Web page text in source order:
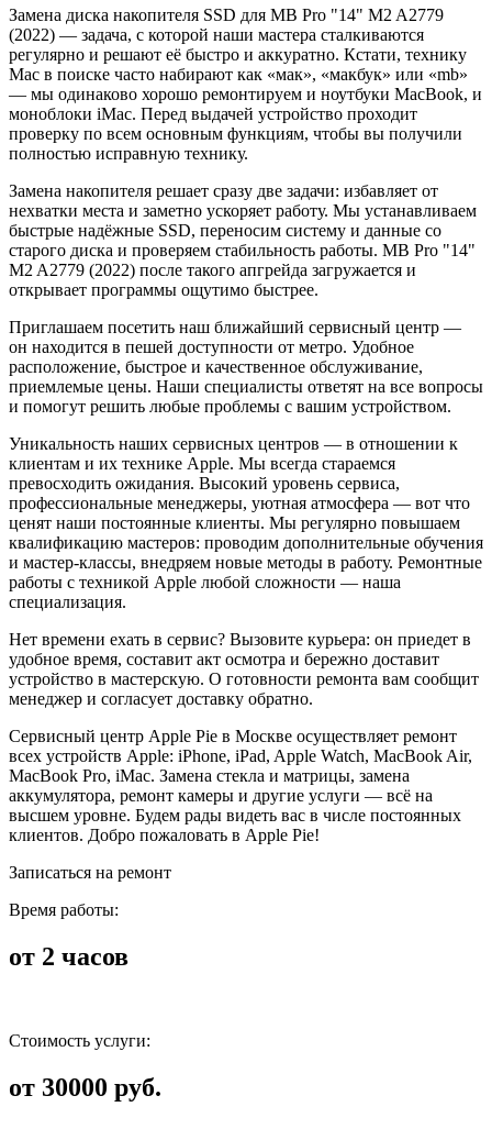
Замена диска накопителя SSD для MB Pro "14" M2 A2779
(2022) — задача, с которой наши мастера сталкиваются
регулярно и решают её быстро и аккуратно. Кстати, технику
Mac в поиске часто набирают как «мак», «макбук» или «mb»
— мы одинаково хорошо ремонтируем и ноутбуки MacBook, и
моноблоки iMac. Перед выдачей устройство проходит
проверку по всем основным функциям, чтобы вы получили
полностью исправную технику.
Замена накопителя решает сразу две задачи: избавляет от
нехватки места и заметно ускоряет работу. Мы устанавливаем
быстрые надёжные SSD, переносим систему и данные со
старого диска и проверяем стабильность работы. MB Pro "14"
M2 A2779 (2022) после такого апгрейда загружается и
открывает программы ощутимо быстрее.
Приглашаем посетить наш ближайший сервисный центр —
он находится в пешей доступности от метро. Удобное
расположение, быстрое и качественное обслуживание,
приемлемые цены. Наши специалисты ответят на все вопросы
и помогут решить любые проблемы с вашим устройством.
Уникальность наших сервисных центров — в отношении к
клиентам и их технике Apple. Мы всегда стараемся
превосходить ожидания. Высокий уровень сервиса,
профессиональные менеджеры, уютная атмосфера — вот что
ценят наши постоянные клиенты. Мы регулярно повышаем
квалификацию мастеров: проводим дополнительные обучения
и мастер-классы, внедряем новые методы в работу. Ремонтные
работы с техникой Apple любой сложности — наша
специализация.
Нет времени ехать в сервис? Вызовите курьера: он приедет в
удобное время, составит акт осмотра и бережно доставит
устройство в мастерскую. О готовности ремонта вам сообщит
менеджер и согласует доставку обратно.
Сервисный центр Apple Pie в Москве осуществляет ремонт
всех устройств Apple: iPhone, iPad, Apple Watch, MacBook Air,
MacBook Pro, iMac. Замена стекла и матрицы, замена
аккумулятора, ремонт камеры и другие услуги — всё на
высшем уровне. Будем рады видеть вас в числе постоянных
клиентов. Добро пожаловать в Apple Pie!
Записаться на ремонт
Время работы:
от 2 часов
Стоимость услуги:
от 30000 руб.